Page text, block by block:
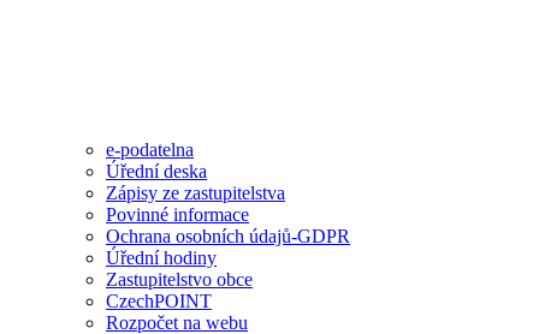
e-podatelna
Úřední deska
Zápisy ze zastupitelstva
Povinné informace
Ochrana osobních údajů-GDPR
Úřední hodiny
Zastupitelstvo obce
CzechPOINT
Rozpočet na webu